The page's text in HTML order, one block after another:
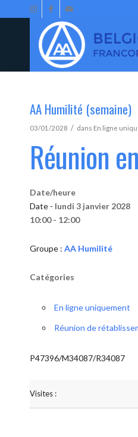
AA Humilité (semaine)
03/01/2028 / dans En ligne
Réunion
Date/heure
Date - lundi 3 janvier 2028
10:00 - 12:00
Groupe : AA Humilité
Catégories
En ligne uniquement
Réunion de
P47396/M34087/R34087
Visites :